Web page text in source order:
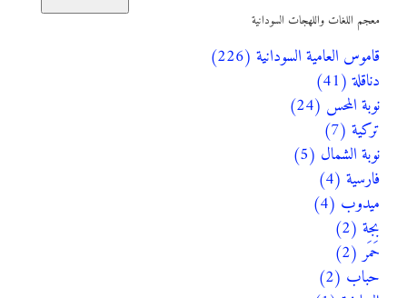
معجم اللغات واللهجات السودانية
قاموس العامية السودانية (226)
دناقلة (41)
نوبة المحس (24)
تركية (7)
نوبة الشمال (5)
فارسية (4)
ميدوب (4)
بجة (2)
حَمَر (2)
حباب (2)